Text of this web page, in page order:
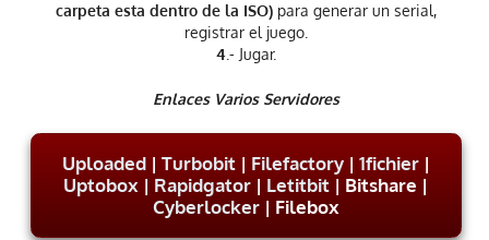
carpeta esta dentro de la ISO)para generar un serial,
registrar el juego.
4.- Jugar.
Enlaces Varios Servidores
Uploaded| Turbobit| Filefactory| 1fichier|
Uptobox | Rapidgator | Letitbit | Bitshare |
Cyberlocker| Filebox